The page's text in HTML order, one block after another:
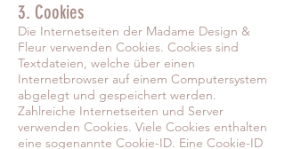
3. Cookies
Die Internetseiten der Madame Design &
Fleur verwenden Cookies. Cookies sind
Textdateien, welche über einen
Internetbrowser auf einem Computersystem
abgelegt und gespeichert werden.
Zahlreiche Internetseiten und Server
verwenden Cookies. Viele Cookies enthalten
eine sogenannte Cookie-ID. Eine Cookie-ID